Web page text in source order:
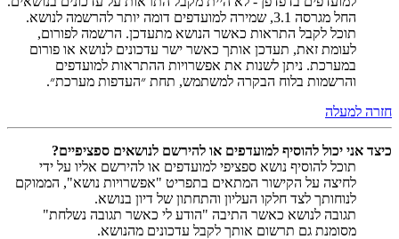
החל מגרסה 3.1, שמירה למועדפים דומה יותר להרשמה לנושא.
תוכל לקבל התראות כאשר הנושא מתעדכן. הרשמה לפורום,
לעומת זאת, תעדכן אותך כאשר ישר עדכונים לנושא או פורום
במערכת. ניתן לשנות את אפשרויות ההתראות למועדפים
והרשמות בלוח הבקרה למשתמש, תחת ״העדפות מערכת״.
חזרה למעלה
כיצד אני יכול להוסיף למועדפים או להירשם לנושאים ספציפיים?
תוכל להוסיף נושא ספציפי למועדפים או להירשם אליו על ידי
לחיצה על הקישור המתאים בתפריט "אפשרויות נושא", הממוקם
לנוחותך לצד חלקו העליון והתחתון של דיון בנושא.
תגובה לנושא כאשר התיבה "הודע לי כאשר תגובה נשלחת"
מסומנת גם תרשום אותך לקבל עדכונים מהנושא.